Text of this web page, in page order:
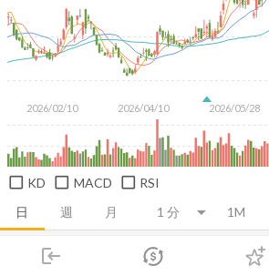
login
市場
日 週 月 1M
2026/02/10 2026/04/10 2026/05/28
KD MACD RSI
推薦卡片 技術面 消息面